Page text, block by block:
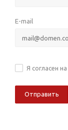
E-mail
Я согласен на